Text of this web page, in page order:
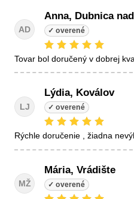
AD
Anna, Dubnica
tovar bol doručený v dobrej
LJ
Lýdia, Koválov
Rýchle doručenie , žiadna
MŽ
Mária, Vrádište